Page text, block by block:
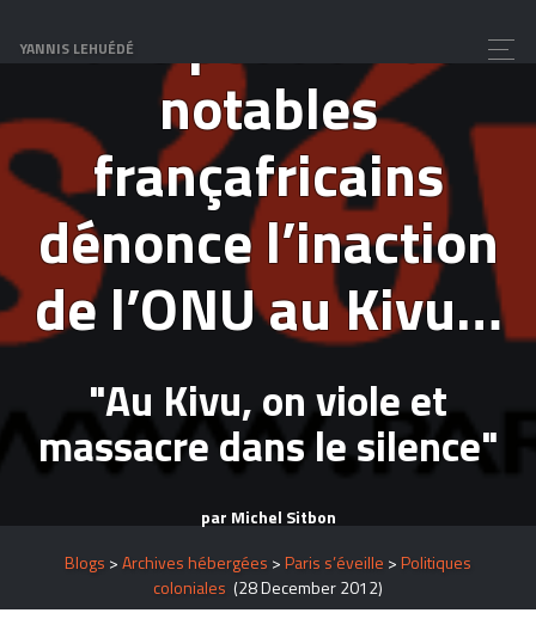
YANNIS LEHUÉDÉUne pétition de
notables
françafricains
dénonce l’inaction
de l’ONU au Kivu…
"Au Kivu, on viole et
massacre dans le silence"
par Michel Sitbon
Blogs >Archives hébergées >Paris s’éveille >Politiques
coloniales (28 December 2012)